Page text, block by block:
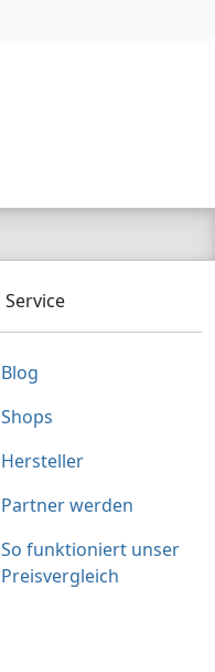
Service
Blog
Shops
Hersteller
Partner werden
So funktioniert unser
Preisvergleich